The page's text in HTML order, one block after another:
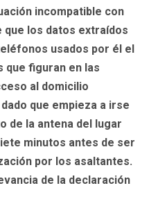
incompatible con
los datos extraídos
usados por él el
que figuran en las
al domicilio
que empieza a irse
de la antena del lugar
minutos antes de ser
por los asaltantes.
de la declaración